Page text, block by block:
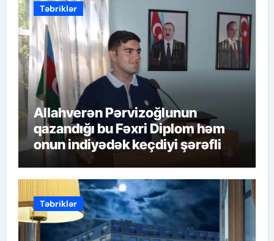
Təbriklər
Allahverən Pərvizoğlunun
qazandığı bu Fəxri Diplom həm
onun indiyədək keçdiyi şərəfli
yolun qiymətləndirilməsidir
Təbriklər